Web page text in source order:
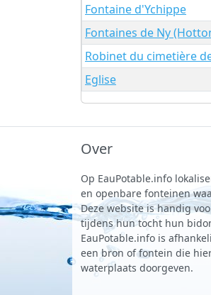
Fontaine d'Ychippe
Fontaines de Ny
Robinet du cimetière
Eglise
Over
Op EauPotable.info
en openbare fonteinen
Deze website is handig
tijdens hun tocht hun
EauPotable.info is
een bron of fontein die
waterplaats doorgeven.